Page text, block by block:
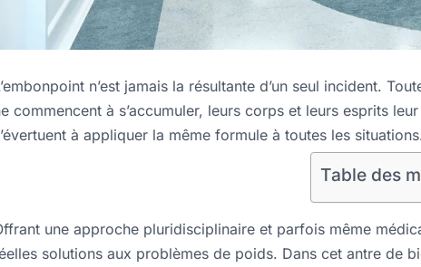
n’est jamais la résultante d’un seul incident.
commencent à s’accumuler, leurs corps et leurs esprits
à appliquer la même formule à toutes les
Table des
une approche pluridisciplinaire et parfois même
solutions aux problèmes de poids. Dans cet antre de